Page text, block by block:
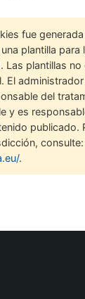
fue
plantilla para
. Las plantillas
El
del
y es
publicado.
consulte:
.